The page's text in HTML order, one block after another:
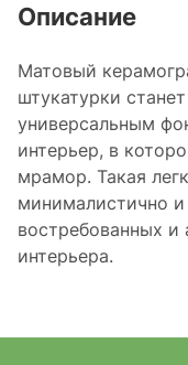
Описание
Матовый
штукатурки
универсальным
интерьер, в
мрамор. Такая
минималистично
востребованных и
интерьера.